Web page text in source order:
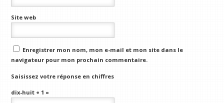
Site web
Enregistrer mon nom, mon e-mail et mon site dans le
navigateur pour mon prochain commentaire.
Saisissez votre réponse en chiffres
dix-huit + 1 =